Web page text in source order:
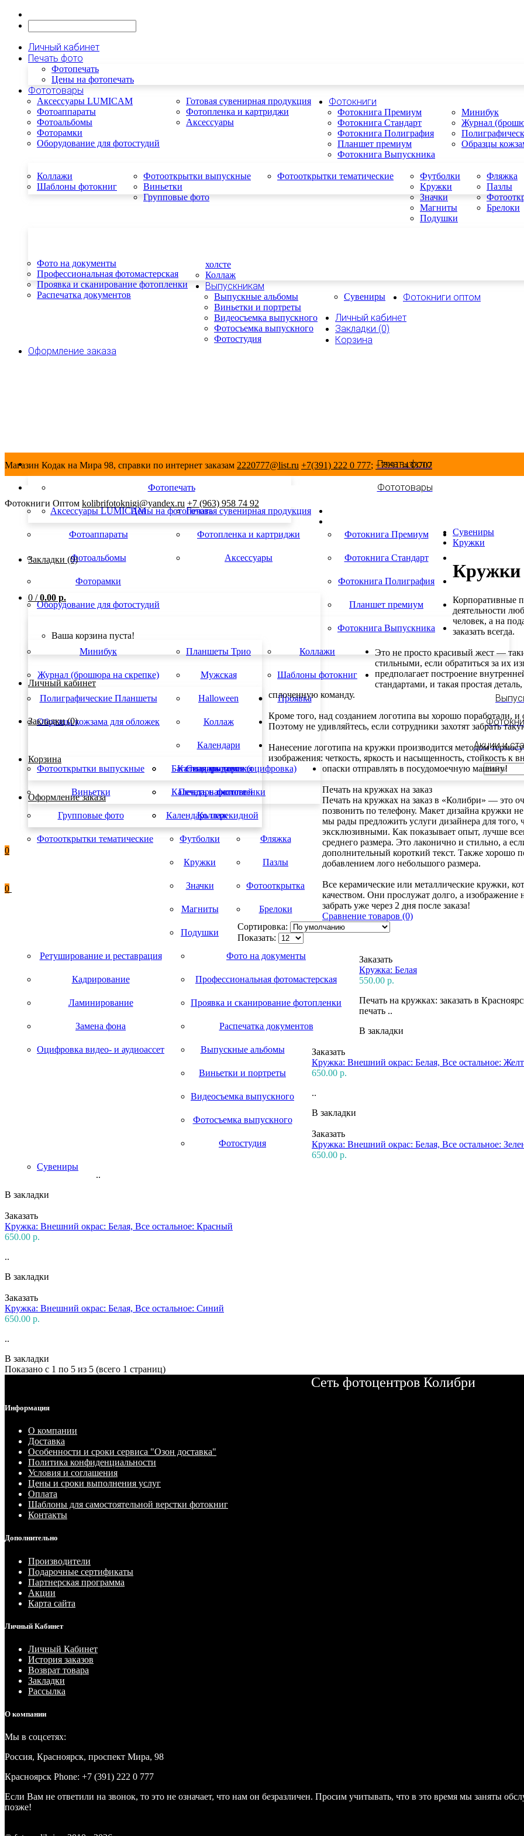
Личный кабинет
Печать фото
Фотопечать
Цены на фотопечать
Фототовары
Аксессуары LUMICAM
Фотоаппараты
Фотоальбомы
Фоторамки
Оборудование для фотостудий
Готовая сувенирная продукция
Фотопленка и картриджи
Аксессуары
Фотокниги
Фотокнига Премиум
Фотокнига Стандарт
Фотокнига Полиграфия
Планшет премиум
Фотокнига Выпускника
Минибук
Журнал
Образцы
Коллажи
Шаблоны фотокниг
Фотооткрытки выпускные
Виньетки
Групповые фото
Фотооткрытки тематические
Футболки
Кружки
Значки
Магниты
Подушки
Фляжка
Пазлы
Брелоки
Фото на документы
Профессиональная фотомастерская
Проявка и сканирование фотопленки
Распечатка документов
холсте
Коллаж
Выпускникам
Выпускные альбомы
Виньетки и портреты
Видеосъемка выпускного
Фотосъемка выпускного
Фотостудия
Сувениры
Фотокниги оптом
Личный кабинет
Закладки (0)
Корзина
Оформление заказа
Магазин Кодак на Мира 98, справки по интернет заказам 2220777@list.ru +7(391) 222 0 777; +79915433707
Фотокниги Оптом kolibrifotoknigi@yandex.ru +7 (963) 958 74 92
Закладки (0)
0 /0.00 р.
Ваша корзина пуста!
Личный кабинет
Закладки (0)
Корзина
Оформление заказа
0
0
Печать фото
Фотопечать
Цены на фотопечать
Фототовары
Аксессуары LUMICAM
Фотоаппараты
Фотоальбомы
Фоторамки
Оборудование для фотостудий
Готовая сувенирная продукция
Фотопленка и картриджи
Аксессуары
Фотокнига Премиум
Фотокнига Стандарт
Фотокнига Полиграфия
Планшет премиум
Фотокнига Выпускника
Минибук
Журнал (брошюра на скрепке)
Полиграфические Планшеты
Образцы кожзама для обложек
Планшеты Трио
Мужская
Halloween
Коллаж
Календари
Коллажи
Шаблоны фотокниг
Фотооткрытки выпускные
Виньетки
Групповые фото
Фотооткрытки тематические
Проявка
Сканирование (оцифровка)
фотопленки
Футболки
Кружки
Значки
Магниты
Подушки
Фляжка
Пазлы
Фотооткрытка
Брелоки
Календарь домик
Календарь листовой
Календарь перекидной
Ретуширование и реставрация
Кадрирование
Ламинирование
Замена фона
Оцифровка видео- и аудиоассет
Фото на документы
Профессиональная фотомастерская
Проявка и сканирование фотопленки
Распечатка документов
Багетная мастерская
Печать на холсте
Коллаж
Выпускные альбомы
Виньетки и портреты
Видеосъемка выпускного
Фотосъемка выпускного
Фотостудия
Сувениры
Акции и
Сувениры
Кружки
Кружки
Корпоративные
деятельности
человек, а на
заказать всегда.
Это не просто красивый жест —
стильными, если обратиться за их
предполагает построение
стандартами, и такая простая
сплоченную команду.
Кроме того, над созданием логотипа вы хорошо поработали,
Поэтому не удивляйтесь, если сотрудники захотят забрать
Нанесение логотипа на кружки производится методом
изображения: четкость, яркость и насыщенность, стойкость
опаски отправлять в посудомоечную машину!
Печать на кружках на заказ
Печать на кружках на заказ в «Колибри» — это
позвонить по телефону. Макет дизайна кружки
мы рады предложить услуги дизайнера для
эксклюзивными. Как показывает опыт, лучше
среднего размера. Это лаконично и стильно, а
дополнительный короткий текст. Также хорошо
добавлением лого небольшого размера.
Все керамические или металлические кружки,
качеством. Они прослужат долго, а изображение
забрать уже через 2 дня после заказа!
Сравнение товаров (0)
Сортировка:
Показать:
Заказать
Кружка: Белая
550.00 р.
Печать на кружках: заказать в
печать ..
В закладки
Заказать
Кружка: Внешний окрас: Белая, Все остальное:
650.00 р.
..
В закладки
Заказать
Кружка: Внешний окрас: Белая, Все остальное:
650.00 р.
..
В закладки
Заказать
Кружка: Внешний окрас: Белая, Все остальное: Красный
650.00 р.
..
В закладки
Заказать
Кружка: Внешний окрас: Белая, Все остальное: Синий
650.00 р.
..
В закладки
Показано с 1 по 5 из 5 (всего 1 страниц)
Сеть фотоцентров Колибри
Информация
О компании
Доставка
Особенности и сроки сервиса "Озон доставка"
Политика конфиденциальности
Условия и соглашения
Цены и сроки выполнения услуг
Оплата
Шаблоны для самостоятельной верстки фотокниг
Контакты
Дополнительно
Производители
Подарочные сертификаты
Партнерская программа
Акции
Карта сайта
Личный Кабинет
Личный Кабинет
История заказов
Возврат товара
Закладки
Рассылка
О компании
Мы в соцсетях:
Россия, Красноярск, проспект Мира, 98
Красноярск Phone: +7 (391) 222 0 777
Если Вам не ответили на звонок, то это не означает, что нам он безразличен. Просим учитывать, что в это время мы заняты
позже!